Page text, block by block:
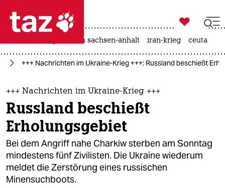
 taz zahl ich
taz zahl ich
themen
politik
öko
gesellschaft
kultur

taz zahl ich
landtagswahl in sachsen-anhalt iran-krieg ceuta
+++ Nachrichten im Ukraine-Krieg +++: Russland beschießt
+++ Nachrichten im Ukraine-Krieg +++
Russland beschießt
Erholungsgebiet
Bei dem Angriff nahe Charkiw sterben am Sonntag
mindestens fünf Zivilisten. Die Ukraine wiederum
meldet die Zerstörung eines russischen
Minensuchboots.